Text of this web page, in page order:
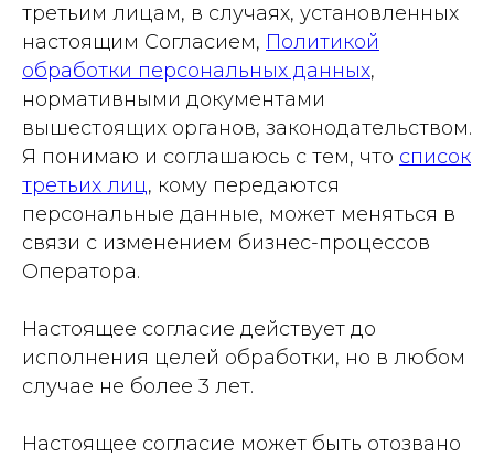
третьим лицам, в случаях, установленных
настоящим Согласием, Политикой
обработки персональных данных,
нормативными документами
вышестоящих органов, законодательством.
Я понимаю и соглашаюсь с тем, что список
третьих лиц, кому передаются
персональные данные, может меняться в
связи с изменением бизнес-процессов
Оператора.
Настоящее согласие действует до
исполнения целей обработки, но в любом
случае не более 3 лет.
Настоящее согласие может быть отозвано